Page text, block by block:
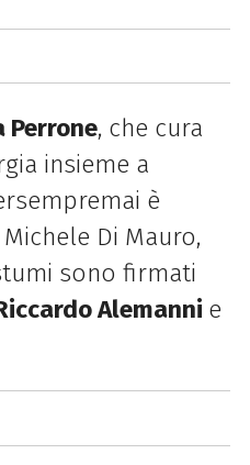
Perrone, che cura
insieme a
è
Di Mauro,
sono firmati
Alemanni e